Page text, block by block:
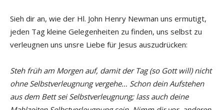
Sieh dir an, wie der Hl. John Henry Newman uns ermutigt,
jeden Tag kleine Gelegenheiten zu finden, uns selbst zu
verleugnen uns unsre Liebe für Jesus auszudrücken:
Steh früh am Morgen auf, damit der Tag (so Gott will) nicht
ohne Selbstverleugnung vergehe… Schon dein Aufstehen
aus dem Bett sei Selbstverleugnung; lass auch deine